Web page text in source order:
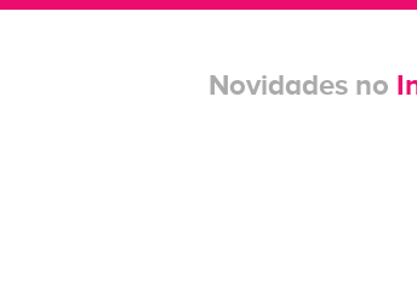
Novidades no